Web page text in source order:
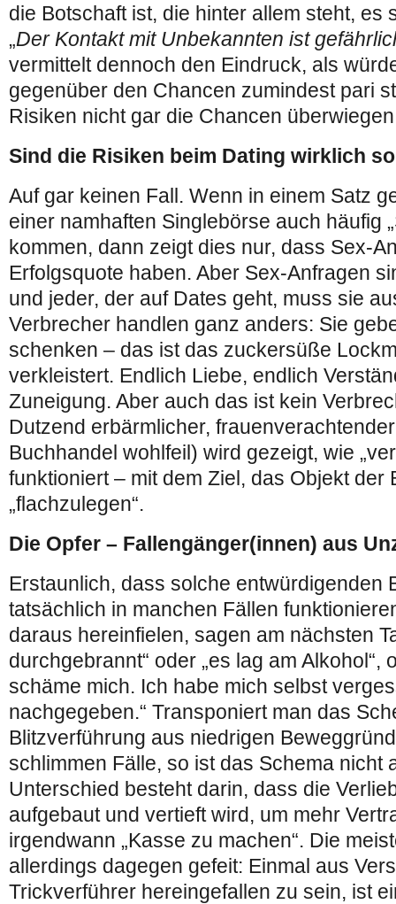
die Botschaft ist, die hinter allem steht, es
„Der Kontakt mit Unbekannten ist
vermittelt dennoch den Eindruck, als
gegenüber den Chancen zumindest pari
Risiken nicht gar die Chancen
Sind die Risiken beim Dating wirklich
Auf gar keinen Fall. Wenn in einem Satz
einer namhaften Singlebörse auch häufig
kommen, dann zeigt dies nur, dass Sex-
Erfolgsquote haben. Aber Sex-Anfragen
und jeder, der auf Dates geht, muss sie
Verbrecher handlen ganz anders: Sie
schenken – das ist das zuckersüße
verkleistert. Endlich Liebe, endlich
Zuneigung. Aber auch das ist kein
Dutzend erbärmlicher,
Buchhandel wohlfeil) wird gezeigt, wie
funktioniert – mit dem Ziel, das Objekt der
„flachzulegen“.
Die Opfer – Fallengänger(innen) aus
Erstaunlich, dass solche entwürdigenden
tatsächlich in manchen Fällen
daraus hereinfielen, sagen am nächsten
durchgebrannt“ oder „es lag am Alkohol“,
schäme mich. Ich habe mich selbst
nachgegeben.“ Transponiert man das
Blitzverführung aus niedrigen
schlimmen Fälle, so ist das Schema nicht
Unterschied besteht darin, dass die
aufgebaut und vertieft wird, um mehr
irgendwann „Kasse zu machen“. Die
allerdings dagegen gefeit: Einmal aus
Trickverführer hereingefallen zu sein, ist